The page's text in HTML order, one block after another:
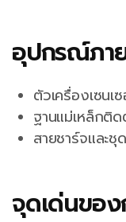
อุปกรณ์ภา
ตัวเครื่องเซนเ
ฐานแม่เหล็กติด
สายชาร์จและ
จุดเด่นของ